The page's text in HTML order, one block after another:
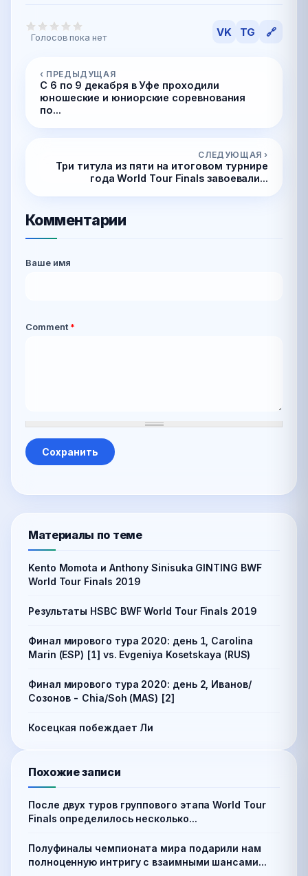
Голосов пока нет VK TG 🔗
‹ ПРЕДЫДУЩАЯ
С 6 по 9 декабря в Уфе проходили
юношеские и юниорские соревнования
по...
СЛЕДУЮЩАЯ ›
Три титула из пяти на итоговом турнире
года World Tour Finals завоевали...
Комментарии
Ваше имя
Comment*
Материалы по теме
Kento Momota и Anthony Sinisuka GINTING BWF
World Tour Finals 2019
Результаты HSBC BWF World Tour Finals 2019
Финал мирового тура 2020: день 1, Carolina
Marin (ESP) [1] vs. Evgeniya Kosetskaya (RUS)
Финал мирового тура 2020: день 2, Иванов/
Созонов - Chia/Soh (MAS) [2]
Косецкая побеждает Ли
Похожие записи
После двух туров группового этапа World Tour
Finals определилось несколько...
Полуфиналы чемпионата мира подарили нам
полноценную интригу с взаимными шансами...